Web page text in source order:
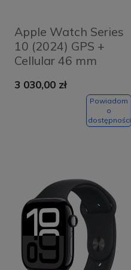
Apple Watch Series
10 (2024) GPS +
Cellular 46 mm
Natural + pasek
Stone Grey Sport
3 030,00 zł
Powiadom
o
dostępności